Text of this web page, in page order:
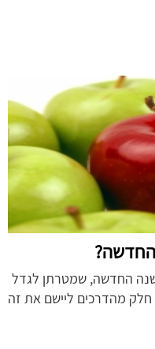
החדשה, שמטרתן לגדל
חלק מהדרכים ליישם את זה